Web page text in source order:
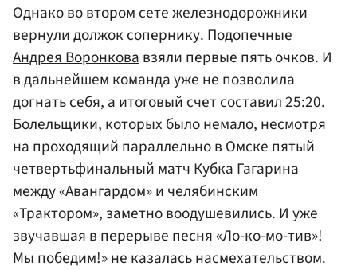
Однако во втором сете железнодорожники
вернули должок сопернику. Подопечные
Андрея Воронковавзяли первые пять очков. И
в дальнейшем команда уже не позволила
догнать себя, а итоговый счет составил 25:20.
Болельщики, которых было немало, несмотря
на проходящий параллельно в Омске пятый
четвертьфинальный матч Кубка Гагарина
между «Авангардом» и челябинским
«Трактором», заметно воодушевились. И уже
звучавшая в перерыве песня «Ло-ко-мо-тив»!
Мы победим!» не казалась насмехательством.